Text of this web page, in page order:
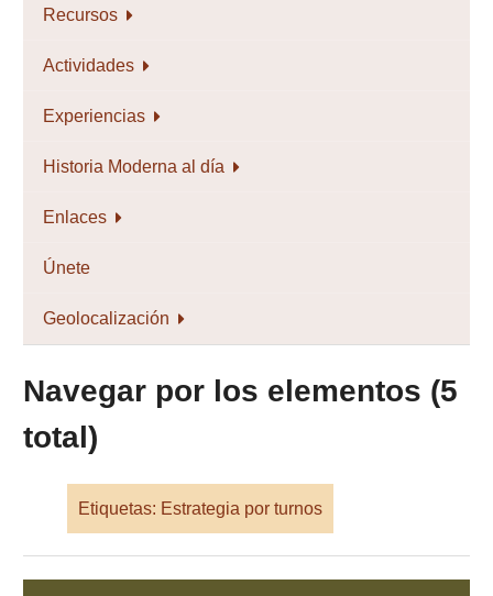
Recursos
Actividades
Experiencias
Historia Moderna al día
Enlaces
Únete
Geolocalización
Navegar por los elementos (5
total)
Etiquetas: Estrategia por turnos